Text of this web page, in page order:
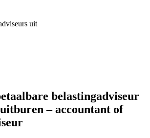
uit
belastingadviseur
– accountant of